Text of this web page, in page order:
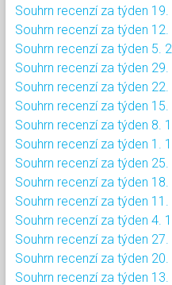
Souhrn recenzí za týden 19.
Souhrn recenzí za týden 12.
Souhrn recenzí za týden 5.
Souhrn recenzí za týden 29.
Souhrn recenzí za týden 22.
Souhrn recenzí za týden 15.
Souhrn recenzí za týden 8.
Souhrn recenzí za týden 1.
Souhrn recenzí za týden 25.
Souhrn recenzí za týden 18.
Souhrn recenzí za týden 11.
Souhrn recenzí za týden 4.
Souhrn recenzí za týden 27.
Souhrn recenzí za týden 20.
Souhrn recenzí za týden 13.